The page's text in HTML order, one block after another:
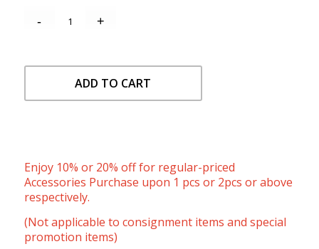
ADD TO CART
Enjoy 10% or 20% off for regular-priced
Accessories Purchase upon 1 pcs or 2pcs or above
respectively.
(Not applicable to consignment items and special
promotion items)